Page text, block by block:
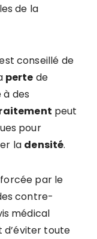
de la
conseillé de
perte de
des
peut
pour
la densité.
par le
contre-
médical
d’éviter toute